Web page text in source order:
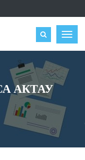
ОЦЕНИТЬ
АКТАУ